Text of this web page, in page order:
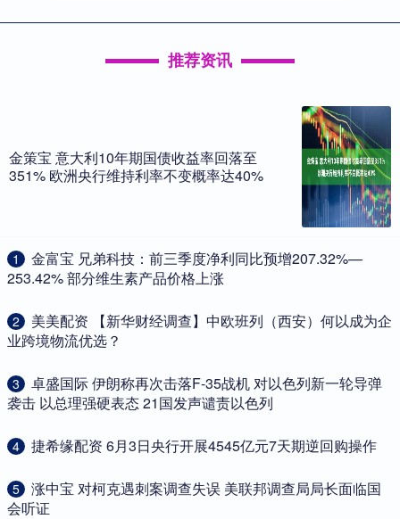
推荐资讯
金策宝 意大利10年期国债收益率回落至
351% 欧洲央行维持利率不变概率达40%
1
​金富宝 兄弟科技：前三季度净利同比预增207.32%—
253.42% 部分维生素产品价格上涨
2
​美美配资 【新华财经调查】中欧班列（西安）何以成为企
业跨境物流优选？
3
​卓盛国际 伊朗称再次击落F-35战机 对以色列新一轮导弹
袭击 以总理强硬表态 21国发声谴责以色列
4 ​捷希缘配资 6月3日央行开展4545亿元7天期逆回购操作
5
​涨中宝 对柯克遇刺案调查失误 美联邦调查局局长面临国
会听证